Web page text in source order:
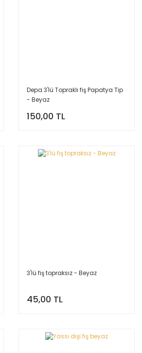
Depa 3'lü Topraklı fiş Papatya Tip
- Beyaz
150,00 TL
3'lü fiş topraksız - Beyaz
45,00 TL